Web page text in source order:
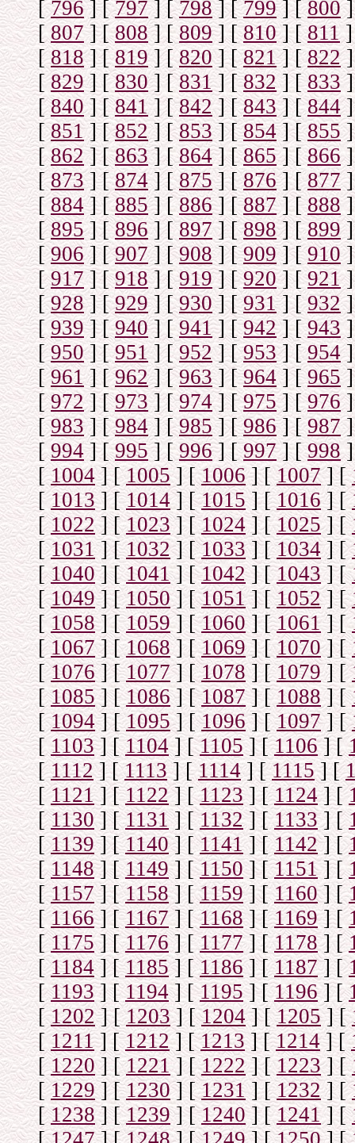
[796] [797] [798] [799] [800]
[807] [808] [809] [810] [811]
[818] [819] [820] [821] [822]
[829] [830] [831] [832] [833]
[840] [841] [842] [843] [844]
[851] [852] [853] [854] [855]
[862] [863] [864] [865] [866]
[873] [874] [875] [876] [877]
[884] [885] [886] [887] [888]
[895] [896] [897] [898] [899]
[906] [907] [908] [909] [910]
[917] [918] [919] [920] [921]
[928] [929] [930] [931] [932]
[ 939] [940] [941] [942] [943]
[950] [951] [952] [953] [954]
[961] [962] [963] [964] [965]
[972] [973] [974] [975] [976]
[983] [984] [985] [986] [987]
[994] [995] [996] [997] [998]
[1004] [1005] [1006] [1007] [
[1013] [1014] [1015 ] [1016] [
[1022] [1023] [1024] [1025] [
[1031] [1032] [1033] [1034] [
[1040] [1041] [1042] [1043] [
[1049] [1050] [1051] [1052] [
[1058] [1059] [1060] [1061] [
[1067] [1068] [1069] [1070] [
[1076] [1077] [1078] [1079] [
[1085] [1086] [1087] [1088] [
[1094] [1095] [1096] [1097] [
[1103] [1104] [1105] [1106] [
[1112] [1113] [ 1114] [1115] [
[1121] [1122] [1123] [1124] [
[1130] [1131] [1132] [1133] [
[1139] [1140] [1141] [1142] [
[1148] [1149] [1150] [1151] [
[1157] [1158] [1159] [1160] [
[1166] [1167] [1168] [1169] [
[1175] [1176] [1177] [1178] [
[1184] [1185] [1186] [1187] [
[1193] [1194] [1195] [1196] [
[1202] [1203] [1204] [1205] [
[1211] [1212] [1213] [1214] [
[1220] [1221] [1222] [1223] [
[1229] [1230] [1231 ] [1232] [
[1238] [1239] [1240] [1241] [